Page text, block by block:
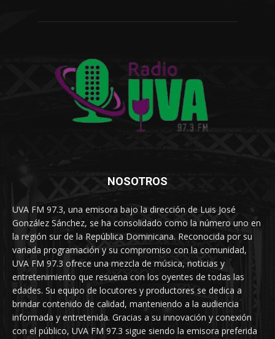
NOSOTROS
UVA FM 97.3, una emisora bajo la dirección de Luis José
González Sánchez, se ha consolidado como la número uno en
la región sur de la República Dominicana. Reconocida por su
variada programación y su compromiso con la comunidad,
UVA FM 97.3 ofrece una mezcla de música, noticias y
entretenimiento que resuena con los oyentes de todas las
edades. Su equipo de locutores y productores se dedica a
brindar contenido de calidad, manteniendo a la audiencia
informada y entretenida. Gracias a su innovación y conexión
con el público, UVA FM 97.3 sigue siendo la emisora preferida